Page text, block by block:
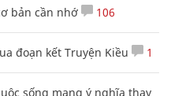
bản cần nhớ 106
đoạn kết Truyện Kiều 1
sống mang ý nghĩa thay